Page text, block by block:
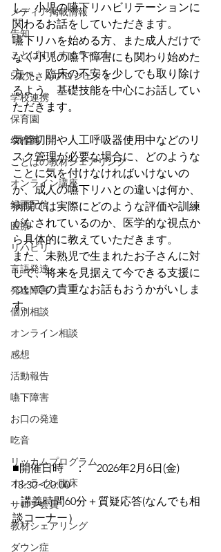
メディア掲載情報
告知
ことばすくすくライブ♪
5歳児さんプロジェクト
学校連携
保育園
幼稚園
ことばの教材シェアリング
オンライン講座
録画配信
医療
リハビリ
言語発達
発達障害
個別相談
オンライン相談
感想
活動報告
嚥下障害
お口の発達
吃音
リッカムプログラム
オンライン臨床
サロン会員
教材シェアリング
ダウン症
し、小児の嚥下リハビリテーションに
関わるお話をしていただきます。
嚥下リハを始める方、また成人だけで
なく小児の嚥下障害にも関わり始めた
方へ、臨床の不安を少しでも取り除け
るよう、基礎技能を中心にお話してい
ただきます。
気管切開や人工呼吸器使用中などのリ
スク管理が必要な場合に、どのような
ことに気を付けなければいけないの
か、成人の嚥下リハとの違いは何か、
病院では実際にどのような評価や訓練
がなされているのか、医学的な視点か
ら具体的に教えていただきます。
また、未熟児で生まれたお子さんに対
して、将来を見据えて今できる支援に
ついての貴重なお話もおうかがいしま
す。
■開催日時　：　2026年2月6日(金)
18:30~20:00
講義時間60分＋質疑応答(なんでも相
談コーナー）